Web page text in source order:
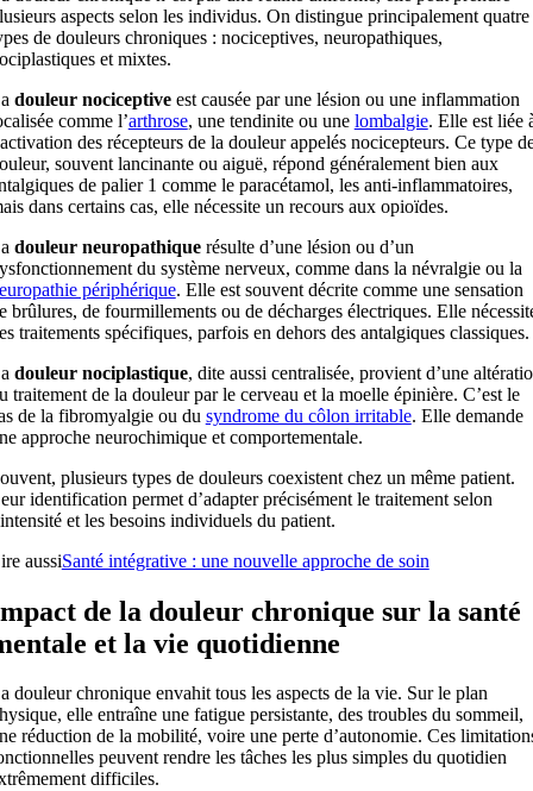
aspects selon les individus. On distingue principalement quatre
de douleurs chroniques : nociceptives, neuropathiques,
et mixtes.
douleur nociceptiveest causée par une lésion ou une inflammation
comme l’arthrose, une tendinite ou une lombalgie. Elle est liée
des récepteurs de la douleur appelés nocicepteurs. Ce type
souvent lancinante ou aiguë, répond généralement bien aux
de palier 1 comme le paracétamol, les anti-inflammatoires,
dans certains cas, elle nécessite un recours aux opioïdes.
douleur neuropathiquerésulte d’une lésion ou d’un
du système nerveux, comme dans la névralgie ou la
périphérique. Elle est souvent décrite comme une sensation
brûlures, de fourmillements ou de décharges électriques. Elle
traitements spécifiques, parfois en dehors des antalgiques classiques.
douleur nociplastique, dite aussi centralisée, provient d’une
traitement de la douleur par le cerveau et la moelle épinière. C’est le
de la fibromyalgie ou du syndrome du côlon irritable. Elle demande
approche neurochimique et comportementale.
plusieurs types de douleurs coexistent chez un même patient.
identification permet d’adapter précisément le traitement selon
et les besoins individuels du patient.
aussiSanté intégrative : une nouvelle approche de soin
de la douleur chronique sur la santé
et la vie quotidienne
douleur chronique envahit tous les aspects de la vie. Sur le plan
elle entraîne une fatigue persistante, des troubles du sommeil,
réduction de la mobilité, voire une perte d’autonomie. Ces
peuvent rendre les tâches les plus simples du quotidien
difficiles.